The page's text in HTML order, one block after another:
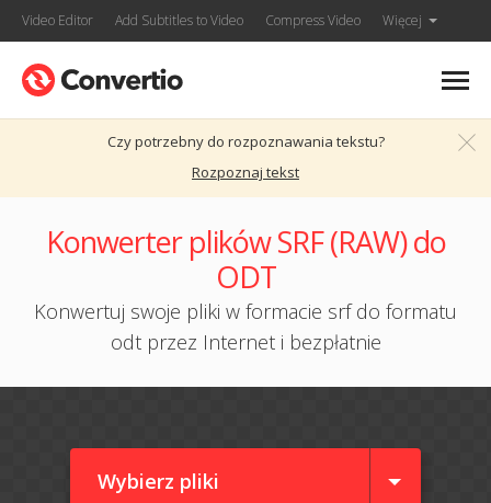
Video Editor Add Subtitles to Video Compress Video Więcej
Czy potrzebny do rozpoznawania tekstu?
Rozpoznaj tekst
Konwerter plików SRF (RAW) do
ODT
Konwertuj swoje pliki w formacie srf do formatu
odt przez Internet i bezpłatnie
Wybierz pliki